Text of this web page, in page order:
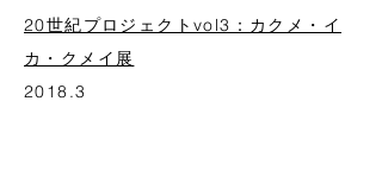
20世紀プロジェクトvol3：カクメ・イ
カ・クメイ展
2018.3